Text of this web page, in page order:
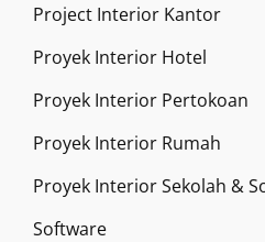
Project Interior Kantor
Proyek Interior Hotel
Proyek Interior Pertokoan
Proyek Interior Rumah
Proyek Interior Sekolah &
Software